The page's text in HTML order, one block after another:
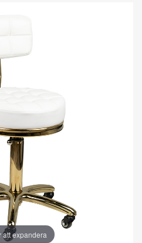
att expandera